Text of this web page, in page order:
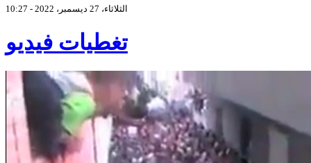
الثلاثاء، 27 ديسمبر، 2022 - 10:27
تغطيات فيديو